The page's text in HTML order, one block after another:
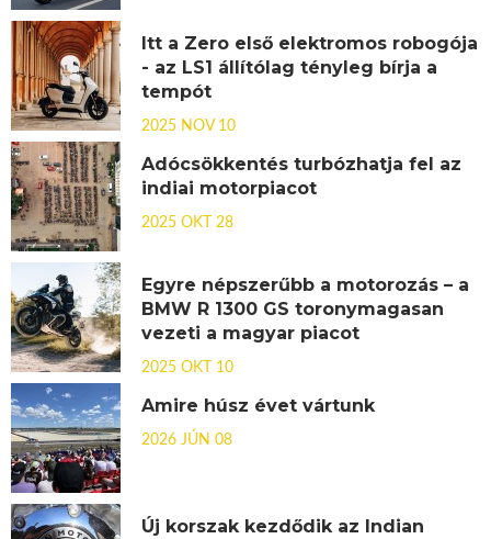
Itt a Zero első elektromos robogója
- az LS1 állítólag tényleg bírja a
tempót
2025 NOV 10
Adócsökkentés turbózhatja fel az
indiai motorpiacot
2025 OKT 28
Egyre népszerűbb a motorozás – a
BMW R 1300 GS toronymagasan
vezeti a magyar piacot
2025 OKT 10
Amire húsz évet vártunk
2026 JÚN 08
Új korszak kezdődik az Indian